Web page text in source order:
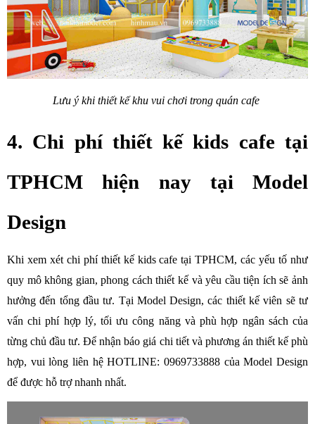
Lưu ý khi thiết kế khu vui chơi trong quán cafe
4. Chi phí thiết kế kids cafe tại
TPHCM hiện nay tại Model
Design
Khi xem xét chi phí thiết kế kids cafe tại TPHCM, các yếu tố như
quy mô không gian, phong cách thiết kế và yêu cầu tiện ích sẽ ảnh
hưởng đến tổng đầu tư. Tại Model Design, các thiết kế viên sẽ tư
vấn chi phí hợp lý, tối ưu công năng và phù hợp ngân sách của
từng chủ đầu tư. Để nhận báo giá chi tiết và phương án thiết kế phù
hợp, vui lòng liên hệ HOTLINE: 0969733888 của Model Design
để được hỗ trợ nhanh nhất.